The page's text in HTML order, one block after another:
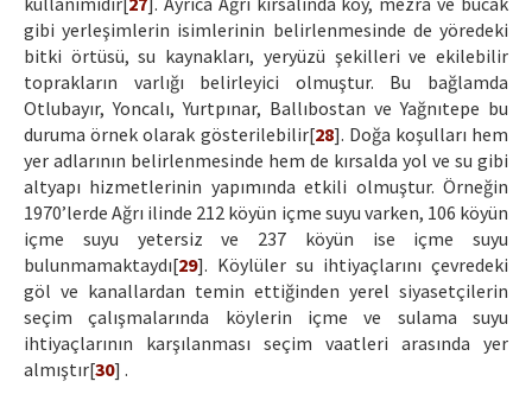
gibi yerleşimlerin isimlerinin belirlenmesinde de yöredeki
bitki örtüsü, su kaynakları, yeryüzü şekilleri ve ekilebilir
toprakların varlığı belirleyici olmuştur. Bu bağlamda
Otlubayır, Yoncalı, Yurtpınar, Ballıbostan ve Yağnıtepe bu
duruma örnek olarak gösterilebilir[28]. Doğa koşulları hem
yer adlarının belirlenmesinde hem de kırsalda yol ve su gibi
altyapı hizmetlerinin yapımında etkili olmuştur. Örneğin
1970’lerde Ağrı ilinde 212 köyün içme suyu varken, 106 köyün
içme suyu yetersiz ve 237 köyün ise içme suyu
bulunmamaktaydı[29]. Köylüler su ihtiyaçlarını çevredeki
göl ve kanallardan temin ettiğinden yerel siyasetçilerin
seçim çalışmalarında köylerin içme ve sulama suyu
ihtiyaçlarının karşılanması seçim vaatleri arasında yer
almıştır[30] .